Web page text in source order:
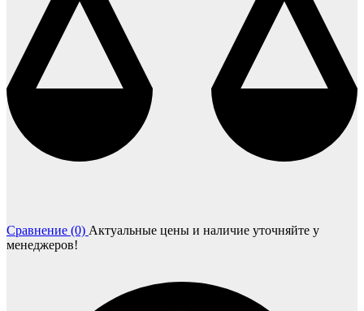
Сравнение (0) Актуальные цены и наличие уточняйте у
менеджеров!